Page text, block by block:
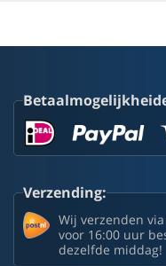
Verzending:
Wij verzenden
voor 16:00 uur
dezelfde middag!